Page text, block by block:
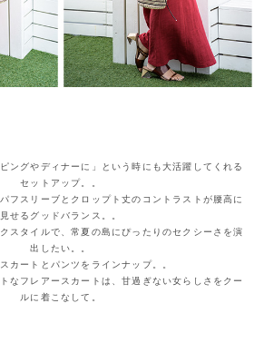
ングやディナーに」という時にも大活躍してくれる
セットアップ。。
フスリーブとクロップト丈のコントラストが腰高に
見せるグッドバランス。。
スタイルで、常夏の島にぴったりのセクシーさを演
出したい。。
カートとパンツをラインナップ。。
なフレアースカートは、甘過ぎない女らしさをクー
ルに着こなして。